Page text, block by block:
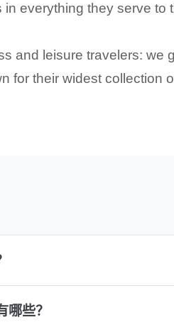
everything they serve
and leisure travelers:
for their widest collection
些？